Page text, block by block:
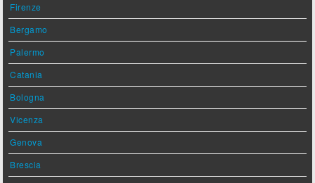
Firenze
Bergamo
Palermo
Catania
Bologna
Vicenza
Genova
Brescia